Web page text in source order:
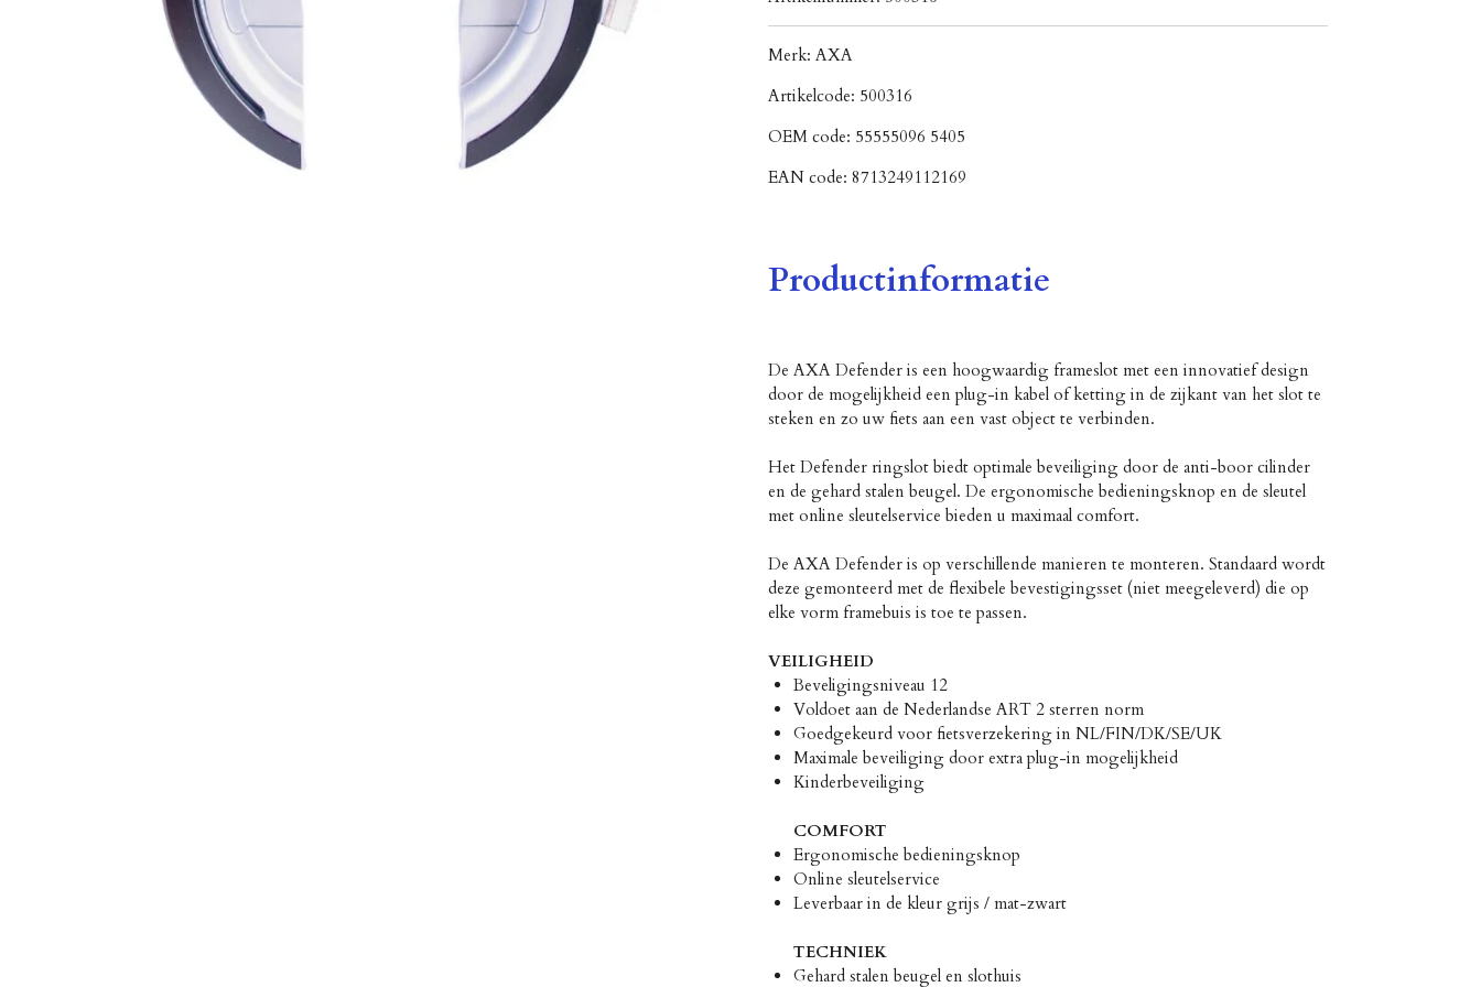
Merk: AXA
Artikelcode: 500316
OEM code: 55555096 5405
EAN code: 8713249112169
Productinformatie
De AXA Defender is een hoogwaardig frameslot met een innovatief design
door de mogelijkheid een plug-in kabel of ketting in de zijkant van het slot te
steken en zo uw fiets aan een vast object te verbinden.
Het Defender ringslot biedt optimale beveiliging door de anti-boor cilinder
en de gehard stalen beugel. De ergonomische bedieningsknop en de sleutel
met online sleutelservice bieden u maximaal comfort.
De AXA Defender is op verschillende manieren te monteren. Standaard wordt
deze gemonteerd met de flexibele bevestigingsset (niet meegeleverd) die op
elke vorm framebuis is toe te passen.
VEILIGHEID
Beveligingsniveau 12
Voldoet aan de Nederlandse ART 2 sterren norm
Goedgekeurd voor fietsverzekering in NL/FIN/DK/SE/UK
Maximale beveiliging door extra plug-in mogelijkheid
Kinderbeveiliging
COMFORT
Ergonomische bedieningsknop
Online sleutelservice
Leverbaar in de kleur grijs / mat-zwart
TECHNIEK
Gehard stalen beugel en slothuis